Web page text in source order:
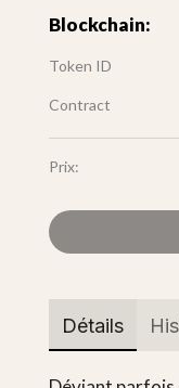
Blockchain:
Token ID
Contract
Prix:
Détails